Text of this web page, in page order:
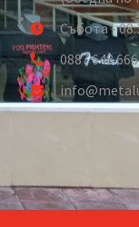
Събота -
0887 648 666